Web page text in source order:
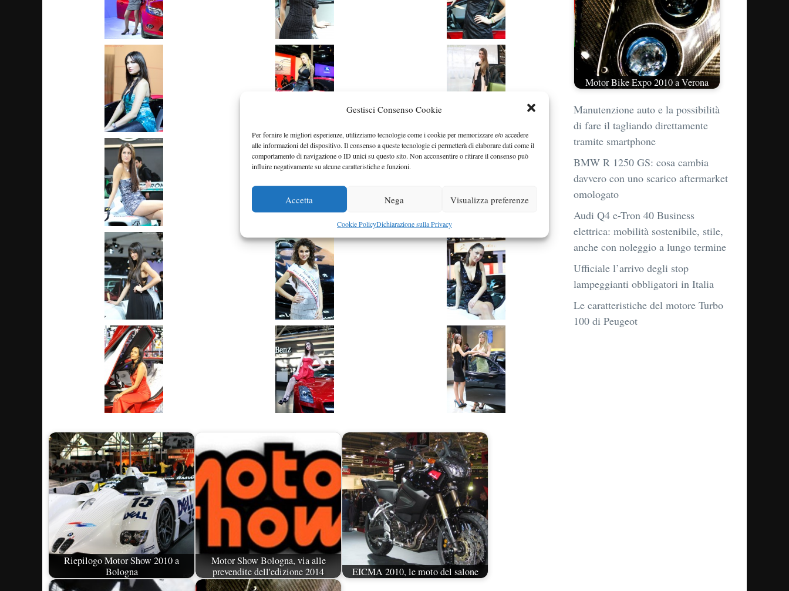
Gestisci Consenso Cookie
Per fornire le migliori esperienze, utilizziamo tecnologie come i cookie per memorizzare e/o accedere
alle informazioni del dispositivo. Il consenso a queste tecnologie ci permetterà di elaborare dati come il
comportamento di navigazione o ID unici su questo sito. Non acconsentire o ritirare il consenso può
influire negativamente su alcune caratteristiche e funzioni.
Accetta Nega Visualizza preferenze
Cookie PolicyDichiarazione sulla Privacy
Riepilogo Motor Show 2010 a
Bologna
Motor Show Bologna, via alle
prevendite dell'edizione 2014
EICMA 2010, le moto del salone
Motor Bike Expo 2010 a Verona
Manutenzione auto e la possibilità
di fare il tagliando direttamente
tramite smartphone
BMW R 1250 GS: cosa cambia
davvero con uno scarico aftermarket
omologato
Audi Q4 e-Tron 40 Business
elettrica: mobilità sostenibile, stile,
anche con noleggio a lungo termine
Ufficiale l’arrivo degli stop
lampeggianti obbligatori in Italia
Le caratteristiche del motore Turbo
100 di Peugeot